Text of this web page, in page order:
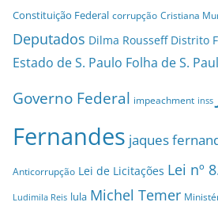
Constituição Federal corrupção Cristiana
Deputados Dilma Rousseff Distrito
Estado de S. Paulo Folha de S.
Governo Federal impeachment inss
Fernandes jaques
Anticorrupção Lei de Licitações Lei nº
Ludimila Reis lula Michel Temer